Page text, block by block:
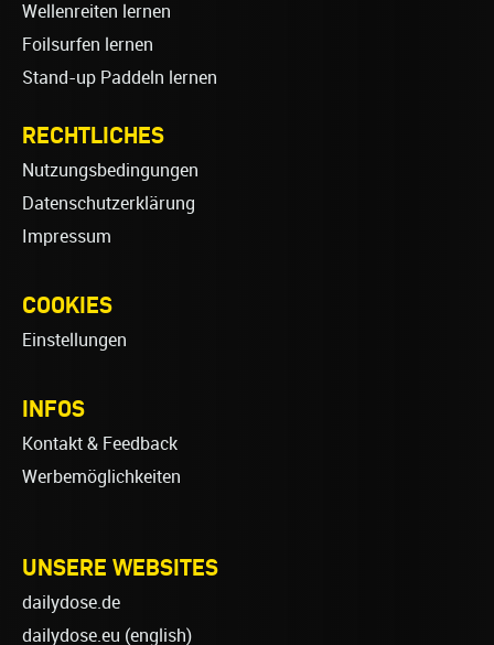
Wellenreiten lernen
Foilsurfen lernen
Stand-up Paddeln lernen
RECHTLICHES
Nutzungsbedingungen
Datenschutzerklärung
Impressum
COOKIES
Einstellungen
INFOS
Kontakt & Feedback
Werbemöglichkeiten
UNSERE WEBSITES
dailydose.de
dailydose.eu (english)